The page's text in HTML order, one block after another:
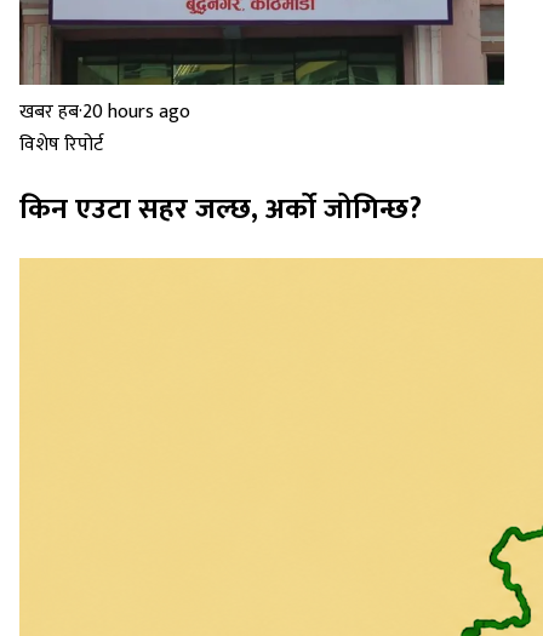
खबर हब·20 hours ago
विशेष रिपोर्ट
किन एउटा सहर जल्छ, अर्को जोगिन्छ?